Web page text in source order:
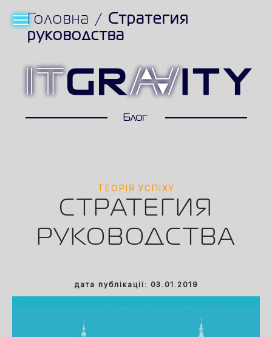
Головна / Стратегия
руководства
ТЕОРІЯ УСПІХУ
СТРАТЕГИЯ
РУКОВОДСТВА
дата публікації: 03.01.2019